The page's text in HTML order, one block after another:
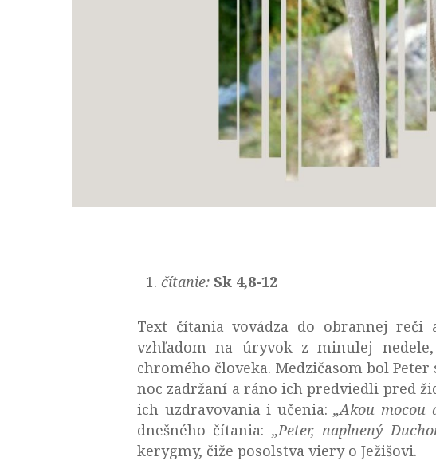
čítanie: Sk 4,8-12
Text čítania vovádza do obrannej reči
vzhľadom na úryvok z minulej
chromého človeka. Medzičasom bol
noc zadržaní a ráno ich predviedli pred
ich uzdravovania i učenia:„Akou mocou
dnešného čítania: „Peter, naplnený
kerygmy, čiže posolstva viery o Ježišovi.